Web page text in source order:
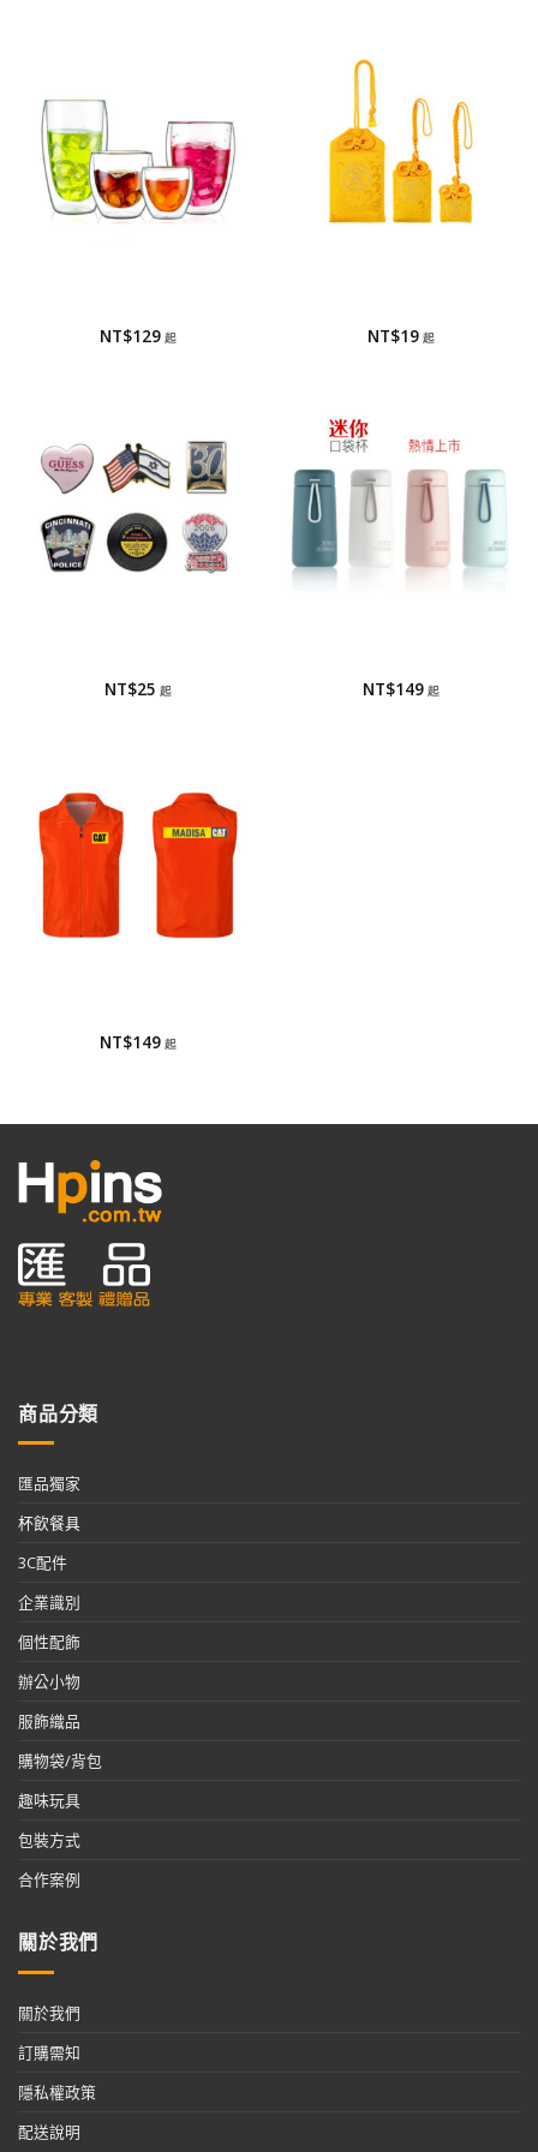
NT$129 NT$19
NT$25 NT$149
NT$149
商品分類
匯品獨家
杯飲餐具
3C配件
企業識別
個性配飾
辦公小物
服飾織品
購物袋/背包
趣味玩具
包裝方式
合作案例
關於我們
關於我們
訂購需知
隱私權政策
配送說明